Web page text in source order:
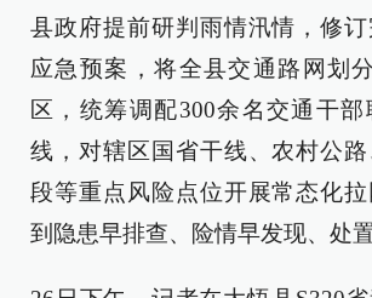
县政府提前研判雨情汛情，修
应急预案，将全县交通路网划
区，统筹调配300余名交通干
线，对辖区国省干线、农村公
段等重点风险点位开展常态化
到隐患早排查、险情早发现、处置